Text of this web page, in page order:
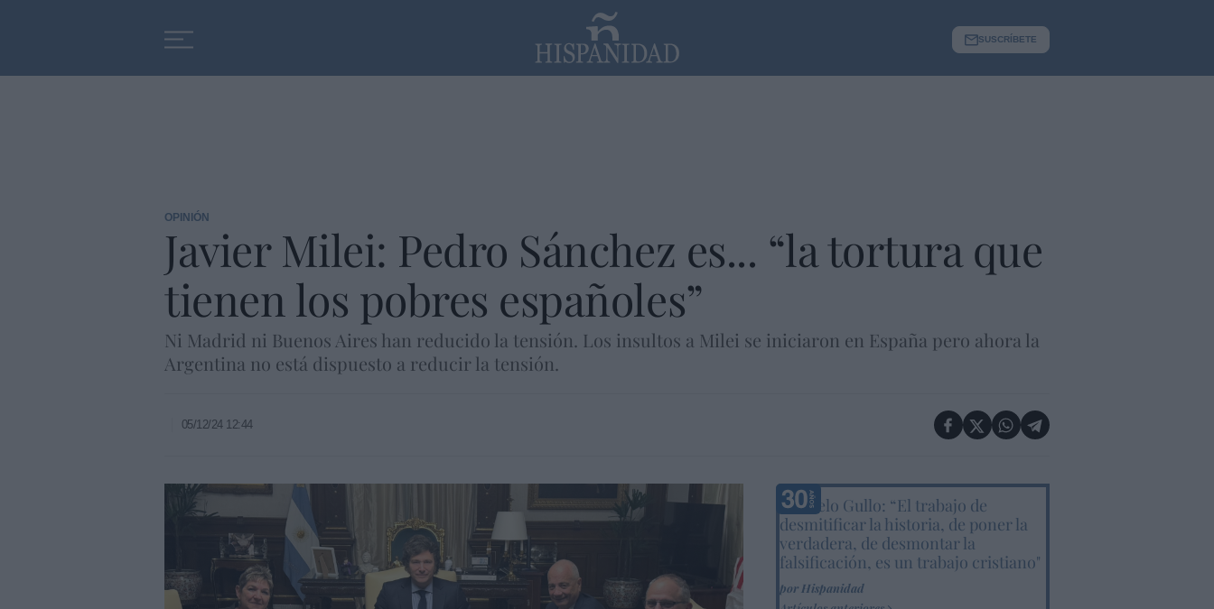
SUSCRÍBETE
OPINIÓN
Javier Milei: Pedro Sánchez es... “la tortura que
tienen los pobres españoles”
Ni Madrid ni Buenos Aires han reducido la tensión. Los insultos a Milei se iniciaron en España pero ahora la
Argentina no está dispuesto a reducir la tensión.
05/12/24 12:44
Marcelo Gullo: “El trabajo de
desmitificar la historia, de poner la
verdadera, de desmontar la
falsificación, es un trabajo cristiano"
por Hispanidad